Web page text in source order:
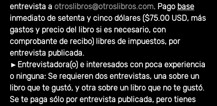
entrevista a otroslibros@otroslibros.com. Pago base
inmediato de setenta y cinco dólares ($75.00 USD, más
gastos y precio del libro si es necesario, con
comprobante de recibo) libres de impuestos, por
entrevista publicada.
► Entrevistadora(o) e interesados con poca experiencia
o ninguna: Se requieren dos entrevistas, una sobre un
libro que te gustó, y otra sobre un libro que no te gustó.
Se te paga sólo por entrevista publicada, pero tienes